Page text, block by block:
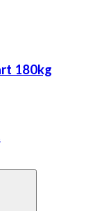
180kg